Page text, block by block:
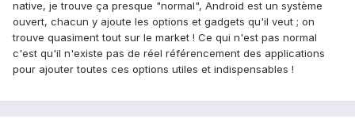
native, je trouve ça presque "normal", Android est un système
ouvert, chacun y ajoute les options et gadgets qu'il veut ; on
trouve quasiment tout sur le market ! Ce qui n'est pas normal
c'est qu'il n'existe pas de réel référencement des applications
pour ajouter toutes ces options utiles et indispensables !